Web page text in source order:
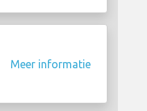
Meer informatie